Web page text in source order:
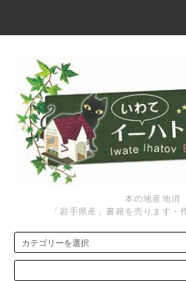
本の地産地消
「岩手県産」書籍を売ります・